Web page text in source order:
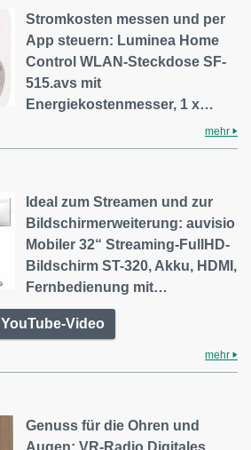
Stromkosten messen und per
App steuern: Luminea Home
Control WLAN-Steckdose SF-
515.avs mit
Energiekostenmesser, 1 x…
mehr
Ideal zum Streamen und zur
Bildschirmerweiterung: ​auvisio
Mobiler 32“ Streaming-FullHD-
Bildschirm ST-320, Akku, HDMI,
Fernbedienung mit…
YouTube-Video
mehr
Genuss für die Ohren und
Augen: VR-Radio Digitales